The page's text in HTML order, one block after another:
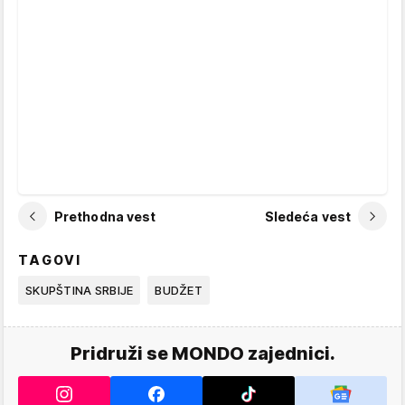
Prethodna vest Sledeća vest
TAGOVI
SKUPŠTINA SRBIJE BUDŽET
Pridruži se MONDO zajednici.